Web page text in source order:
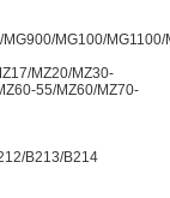
MG100/
MZ20/MZ30-
55/MZ60/MZ70-
B213/B214